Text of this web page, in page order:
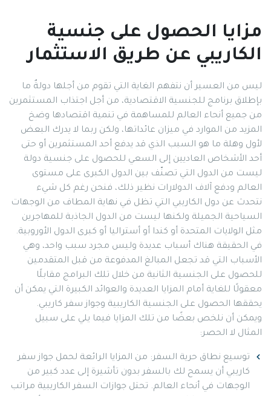
مزايا الحصول على جنسية
الكاريبي عن طريق الاستثمار
ليس من العسير أن نتفهم الغاية التي تقوم من أجلها دولةٌ ما
بإطلاق برنامج للجنسية الاقتصادية، من أجل اجتذاب المستثمرين
من جميع أنحاء العالم للمساهمة في تنمية اقتصادها وضخ
المزيد من الموارد في ميزان عائداتها، ولكن ربما لا يدرك البعض
لأول وهلة ما هو السبب الذي قد يدفع أحد المستثمرين أو حتى
أحد الأشخاص العاديين إلى السعي للحصول على جنسية دولة
ليست من الدول التي تصنّف بين الدول الكبرى على مستوى
العالم ودفع آلاف الدولارات نظير ذلك، فنحن رغم كل شيء
نتحدث عن دول الكاريبي التي تظل في نهاية المطاف من الوجهات
السياحية الجميلة ولكنها ليست من الدول الجاذبة للمهاجرين
مثل الولايات المتحدة أو كندا أو أستراليا أو كبرى الدول الأوروبية.
في الحقيقة هناك أسباب عديدة وليس مجرد سبب واحد، وهي
الأسباب التي قد تجعل المبالغ المدفوعة من قبل المتقدمين
للحصول على الجنسية الثانية من خلال تلك البرامج مقابلًا
معقولًا للغاية أمام المزايا العديدة والعوائد الكبيرة التي يمكن أن
يحققها الحصول على الجنسية الكاريبية وجواز سفر كاريبي.
ويمكن أن نلخص بعضًا من تلك المزايا فيما يلي على سبيل
المثال لا الحصر:
توسيع نطاق حرية السفر: من المزايا الرائعة لحمل جواز سفر
كاريبي أن يسمح لك بالسفر بدون تأشيرة إلى عدد كبير من
الوجهات في أنحاء العالم. تحتل جوازات السفر الكاريبية مراتب